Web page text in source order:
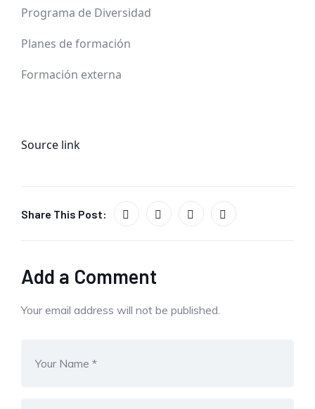
Programa de Diversidad
Planes de formación
Formación externa
Source link
Share This Post:
Add a Comment
Your email address will not be published.